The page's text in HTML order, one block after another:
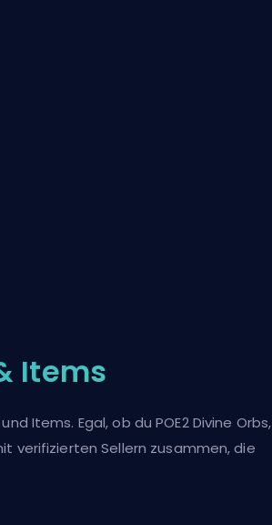
Items
Items. Egal, ob du POE2 Divine Orbs,
verifizierten Sellern zusammen, die